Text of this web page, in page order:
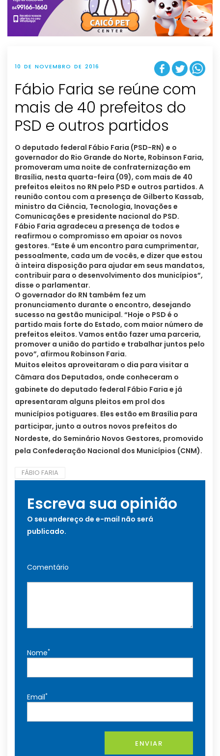
t
i
o
n
10 DE NOVEMBRO DE 2016
Fábio Faria se reúne com
mais de 40 prefeitos do
PSD e outros partidos
O deputado federal Fábio Faria (PSD-RN) e o
governador do Rio Grande do Norte, Robinson Faria,
promoveram uma noite de confraternização em
Brasília, nesta quarta-feira (09), com mais de 40
prefeitos eleitos no RN pelo PSD e outros partidos. A
reunião contou com a presença de Gilberto Kassab,
ministro da Ciência, Tecnologia, Inovações e
Comunicações e presidente nacional do PSD.
Fábio Faria agradeceu a presença de todos e
reafirmou o compromisso em apoiar os novos
gestores. “Este é um encontro para cumprimentar,
pessoalmente, cada um de vocês, e dizer que estou
à inteira disposição para ajudar em seus mandatos,
contribuir para o desenvolvimento dos municípios”,
disse o parlamentar.
O governador do RN também fez um
pronunciamento durante o encontro, desejando
sucesso na gestão municipal. “Hoje o PSD é o
partido mais forte do Estado, com maior número de
prefeitos eleitos. Vamos então fazer uma parceria,
promover a união do partido e trabalhar juntos pelo
povo”, afirmou Robinson Faria.
Muitos eleitos aproveitaram o dia para visitar a
Câmara dos Deputados, onde conheceram o
gabinete do deputado federal Fábio Faria e já
apresentaram alguns pleitos em prol dos
municípios potiguares. Eles estão em Brasília para
participar, junto a outros novos prefeitos do
Nordeste, do Seminário Novos Gestores, promovido
pela Confederação Nacional dos Municípios (CNM).
FÁBIO FARIA
Escreva sua opinião
O seu endereço de e-mail não será
publicado.
Comentário
Nome*
Email*
ENVIAR